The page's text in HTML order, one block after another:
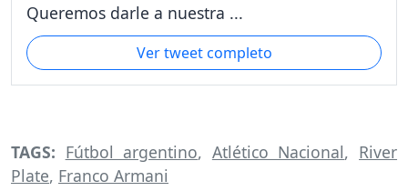
Queremos darle a nuestra ...
Ver tweet completo
TAGS: Fútbol argentino, Atlético Nacional, River
Plate, Franco Armani